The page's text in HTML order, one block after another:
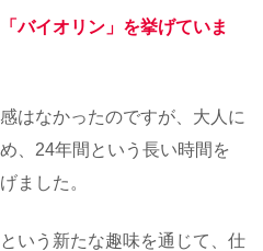
バイオリン」を挙げていま
はなかったのですが、大人に
、24年間という長い時間を
ました。
いう新たな趣味を通じて、仕